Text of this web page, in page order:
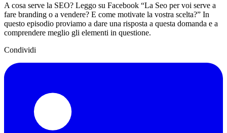
A cosa serve la SEO? Leggo su Facebook “La Seo per voi serve a
fare branding o a vendere? E come motivate la vostra scelta?” In
questo episodio proviamo a dare una risposta a questa domanda e a
comprendere meglio gli elementi in questione.
Condividi